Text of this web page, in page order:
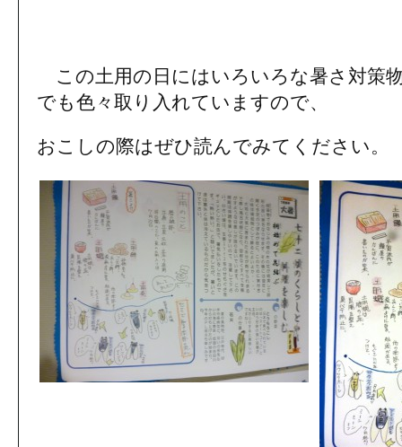
この土用の日にはいろいろな暑さ対策
でも色々取り入れていますので、
おこしの際はぜひ読んでみてください。